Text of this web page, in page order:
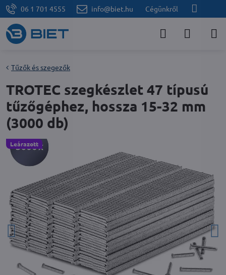
06 1 701 4555 info@biet.hu Cégünkről
Leárazott
Tűzők és szegezők
TROTEC szegkészlet 47 típusú
tűzőgéphez, hossza 15-32 mm
(3000 db)